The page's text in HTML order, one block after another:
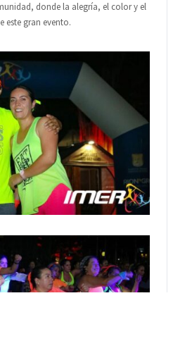
donde la alegría, el color y el
este gran evento.